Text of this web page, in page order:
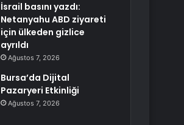
İsrail basını yazdı:
Netanyahu ABD ziyareti
için ülkeden gizlice
ayrıldı
Ağustos 7, 2026
Bursa’da Dijital
Pazaryeri Etkinliği
Ağustos 7, 2026